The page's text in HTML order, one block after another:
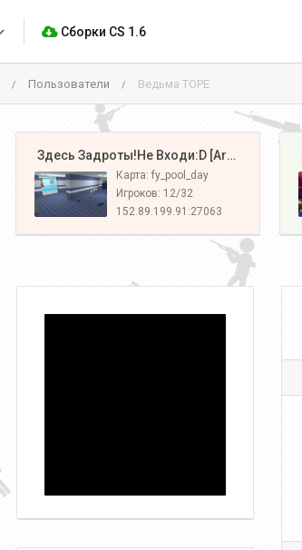
Сборки CS 1.6
/ Пользователи / Ведьма ТОРЕ
️ Здесь Задроты!Не Входи:D [Army#1]
Карта: fy_pool_day
Игроков: 12/32
152.89.199.91:27063